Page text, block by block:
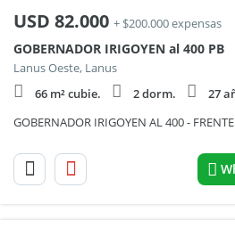
USD 82.000 + $200.000 expensas
GOBERNADOR IRIGOYEN al 400 PB
Lanus Oeste, Lanus
66 m² cubie.
2 dorm.
27